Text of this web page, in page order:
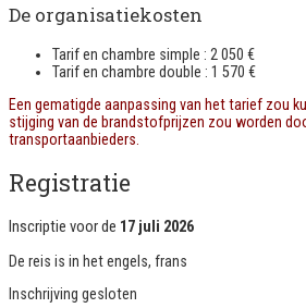
De organisatiekosten
Tarif en chambre simple : 2 050 €
Tarif en chambre double : 1 570 €
Een gematigde aanpassing van het tarief zou
stijging van de brandstofprijzen zou worden
transportaanbieders.
Registratie
Inscriptie voor de 17 juli 2026
De reis is in hetengels, frans
Inschrijving gesloten